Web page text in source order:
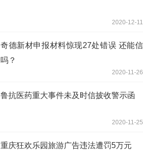
2020-12-11
奇德新材申报材料惊现27处错误 还能信
吗？
2020-11-26
鲁抗医药重大事件未及时信披收警示函
2020-11-25
重庆狂欢乐园旅游广告违法遭罚5万元